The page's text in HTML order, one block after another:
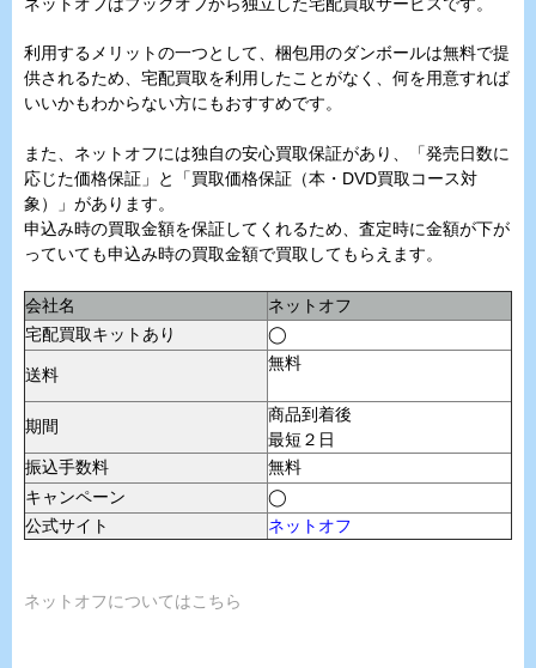
利用するメリットの一つとして、梱包用のダンボールは無料で提
供されるため、宅配買取を利用したことがなく、何を用意すれば
いいかもわからない方にもおすすめです。
また、ネットオフには独自の安心買取保証があり、「発売日数に
応じた価格保証」と「買取価格保証（本・DVD買取コース対
象）」があります。
申込み時の買取金額を保証してくれるため、査定時に金額が下が
っていても申込み時の買取金額で買取してもらえます。
会社名
ネットオフ
宅配買取キットあり
◯
送料
無料
期間
商品到着後
最短２日
振込手数料
無料
キャンペーン
◯
公式サイト
ネットオフ
ネットオフについてはこちら